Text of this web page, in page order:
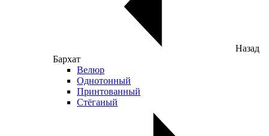
Назад
Бархат
Велюр
Однотонный
Принтованный
Стёганый